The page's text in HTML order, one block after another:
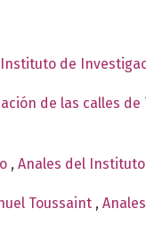
de
de las calles de
, Anales del Instituto
Toussaint ,